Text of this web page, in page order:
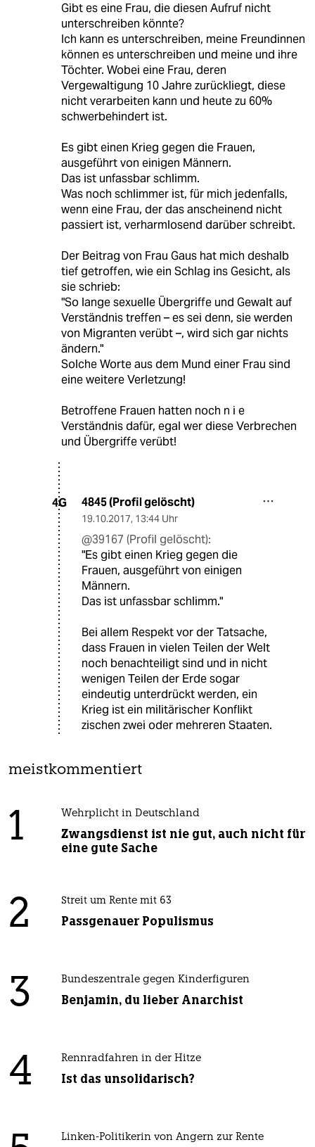
Gibt es eine Frau, die diesen Aufruf nicht
unterschreiben könnte?
Ich kann es unterschreiben, meine Freundinnen
können es unterschreiben und meine und ihre
Töchter. Wobei eine Frau, deren
Vergewaltigung 10 Jahre zurückliegt, diese
nicht verarbeiten kann und heute zu 60%
schwerbehindert ist.
Es gibt einen Krieg gegen die Frauen,
ausgeführt von einigen Männern.
Das ist unfassbar schlimm.
Was noch schlimmer ist, für mich jedenfalls,
wenn eine Frau, der das anscheinend nicht
passiert ist, verharmlosend darüber schreibt.
Der Beitrag von Frau Gaus hat mich deshalb
tief getroffen, wie ein Schlag ins Gesicht, als
sie schrieb:
"So lange sexuelle Übergriffe und Gewalt auf
Verständnis treffen – es sei denn, sie werden
von Migranten verübt –, wird sich gar nichts
ändern."
Solche Worte aus dem Mund einer Frau sind
eine weitere Verletzung!
Betroffene Frauen hatten noch n i e
Verständnis dafür, egal wer diese Verbrechen
und Übergriffe verübt!
4G 4845 (Profil gelöscht)
19.10.2017, 13:44 Uhr
@39167 (Profil gelöscht):
"Es gibt einen Krieg gegen die
Frauen, ausgeführt von einigen
Männern.
Das ist unfassbar schlimm."
Bei allem Respekt vor der Tatsache,
dass Frauen in vielen Teilen der Welt
noch benachteiligt sind und in nicht
wenigen Teilen der Erde sogar
eindeutig unterdrückt werden, ein
Krieg ist ein militärischer Konflikt
zischen zwei oder mehreren Staaten.
meistkommentiert
1 Wehrplicht in Deutschland
Zwangsdienst ist nie gut, auch nicht für
eine gute Sache
2 Streit um Rente mit 63
Passgenauer Populismus
3 Bundeszentrale gegen Kinderfiguren
Benjamin, du lieber Anarchist
4 Rennradfahren in der Hitze
Ist das unsolidarisch?
Linken-Politikerin von Angern zur Rente